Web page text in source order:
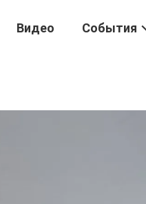
Видео События